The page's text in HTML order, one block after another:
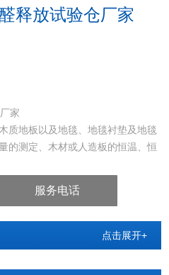
释放试验仓厂家
家
质地板以及地毯、地毯衬垫及地毯
的测定、木材或人造板的恒温、恒
服务电话
点击展开+